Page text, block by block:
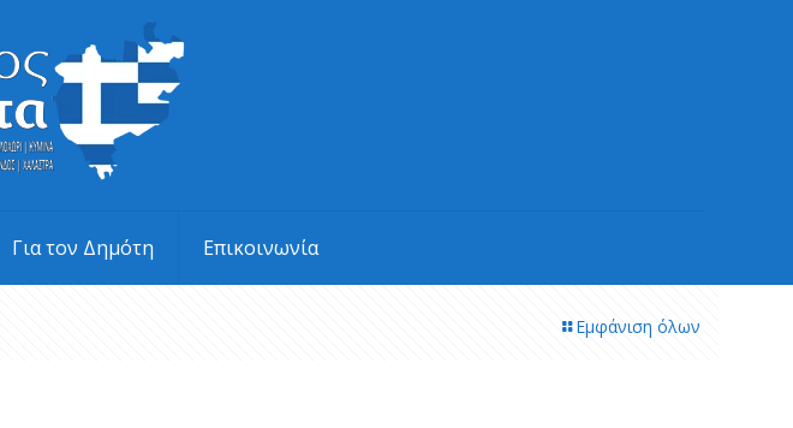
Για τον Δημότη Επικοινωνία
Εμφάνιση όλων